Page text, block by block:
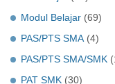
Modul Belajar (69)
PAS/PTS SMA (4)
PAS/PTS SMA/SMK
PAT SMK (30)